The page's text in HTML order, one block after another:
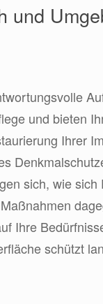
und
und bieten
Ihrer
sich, wie sich
Ihre
schützt